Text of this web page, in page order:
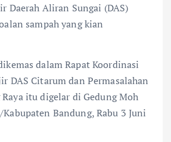
Daerah Aliran Sungai (DAS)
sampah yang kian
dalam Rapat Koordinasi
DAS Citarum dan Permasalahan
itu digelar di Gedung Moh
Bandung, Rabu 3 Juni